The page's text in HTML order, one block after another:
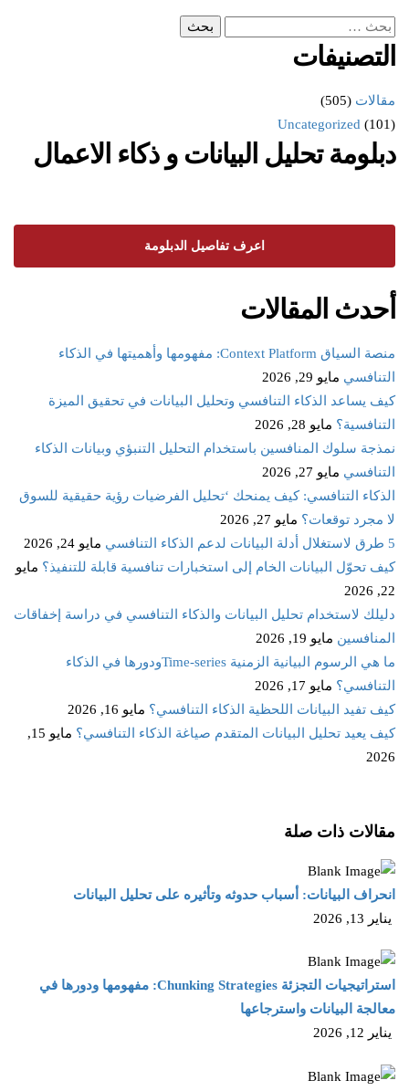
التصنيفات
مقالات (505)
Uncategorized (101)
دبلومة تحليل البيانات و ذكاء الاعمال
اعرف تفاصيل الدبلومة
أحدث المقالات
منصة السياق Context Platform: مفهومها وأهميتها في الذكاء
التنافسي مايو 29, 2026
كيف يساعد الذكاء التنافسي وتحليل البيانات في تحقيق الميزة
التنافسية؟ مايو 28, 2026
نمذجة سلوك المنافسين باستخدام التحليل التنبؤي وبيانات الذكاء
التنافسي مايو 27, 2026
الذكاء التنافسي: كيف يمنحك ‘تحليل الفرضيات رؤية حقيقية للسوق
لا مجرد توقعات؟ مايو 27, 2026
5 طرق لاستغلال أدلة البيانات لدعم الذكاء التنافسي
مايو 24, 2026
كيف تحوّل البيانات الخام إلى استخبارات تنافسية قابلة للتنفيذ؟ مايو
22, 2026
دليلك لاستخدام تحليل البيانات والذكاء التنافسي في دراسة إخفاقات
المنافسين مايو 19, 2026
ما هي الرسوم البيانية الزمنية Time‑seriesودورها في الذكاء
التنافسي؟ مايو 17, 2026
كيف تفيد البيانات اللحظية الذكاء التنافسي؟ مايو 16, 2026
كيف يعيد تحليل البيانات المتقدم صياغة الذكاء التنافسي؟
مايو 15,
2026
مقالات ذات صلة
انحراف البيانات: أسباب حدوثه وتأثيره على تحليل البيانات
يناير 13, 2026
استراتيجيات التجزئة Chunking Strategies: مفهومها ودورها في
معالجة البيانات واسترجاعها
يناير 12, 2026